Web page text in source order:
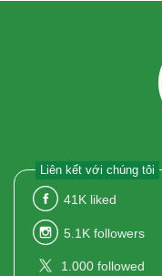
Liên kết với chúng tôi
41K liked
5.1K followers
1.000 followed